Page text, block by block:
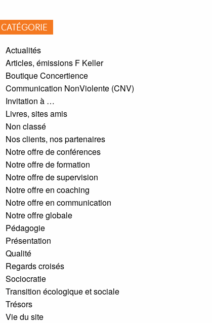
CATÉGORIE
Actualités
Articles, émissions F Keller
Boutique Concertience
Communication NonViolente (CNV)
Invitation à …
Livres, sites amis
Non classé
Nos clients, nos partenaires
Notre offre de conférences
Notre offre de formation
Notre offre de supervision
Notre offre en coaching
Notre offre en communication
Notre offre globale
Pédagogie
Présentation
Qualité
Regards croisés
Sociocratie
Transition écologique et sociale
Trésors
Vie du site